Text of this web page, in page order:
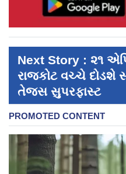
Next Story : ૨૧
રાજકોટ વચ્ચે દોડશે
તેજસ સુપરફાસ્ટ